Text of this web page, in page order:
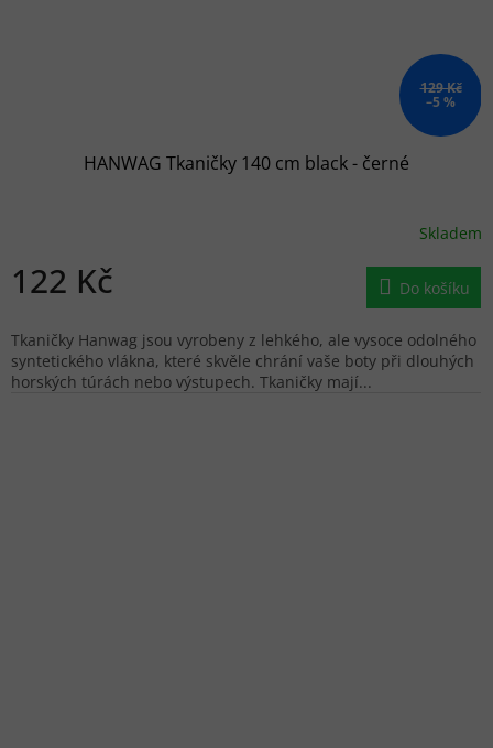
129 Kč
–5 %
HANWAG Tkaničky 140 cm black - černé
Skladem
122 Kč Do košíku
Tkaničky Hanwag jsou vyrobeny z lehkého, ale vysoce odolného
syntetického vlákna, které skvěle chrání vaše boty při dlouhých
horských túrách nebo výstupech. Tkaničky mají...